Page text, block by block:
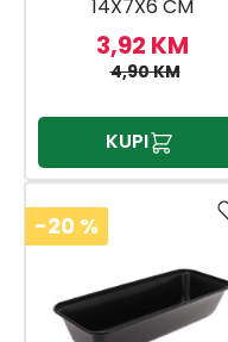
14X7X6 CM
3,92 KM
4,90 KM
KUPI
-20 %